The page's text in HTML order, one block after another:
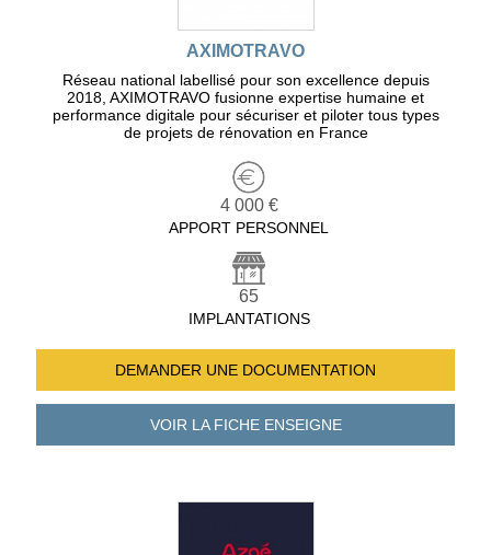
AXIMOTRAVO
Réseau national labellisé pour son excellence depuis
2018, AXIMOTRAVO fusionne expertise humaine et
performance digitale pour sécuriser et piloter tous types
de projets de rénovation en France
4 000 €
APPORT PERSONNEL
65
IMPLANTATIONS
DEMANDER UNE DOCUMENTATION
VOIR LA FICHEENSEIGNE